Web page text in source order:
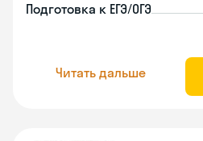
Подготовка к ЕГЭ/ОГЭ
Читать дальше